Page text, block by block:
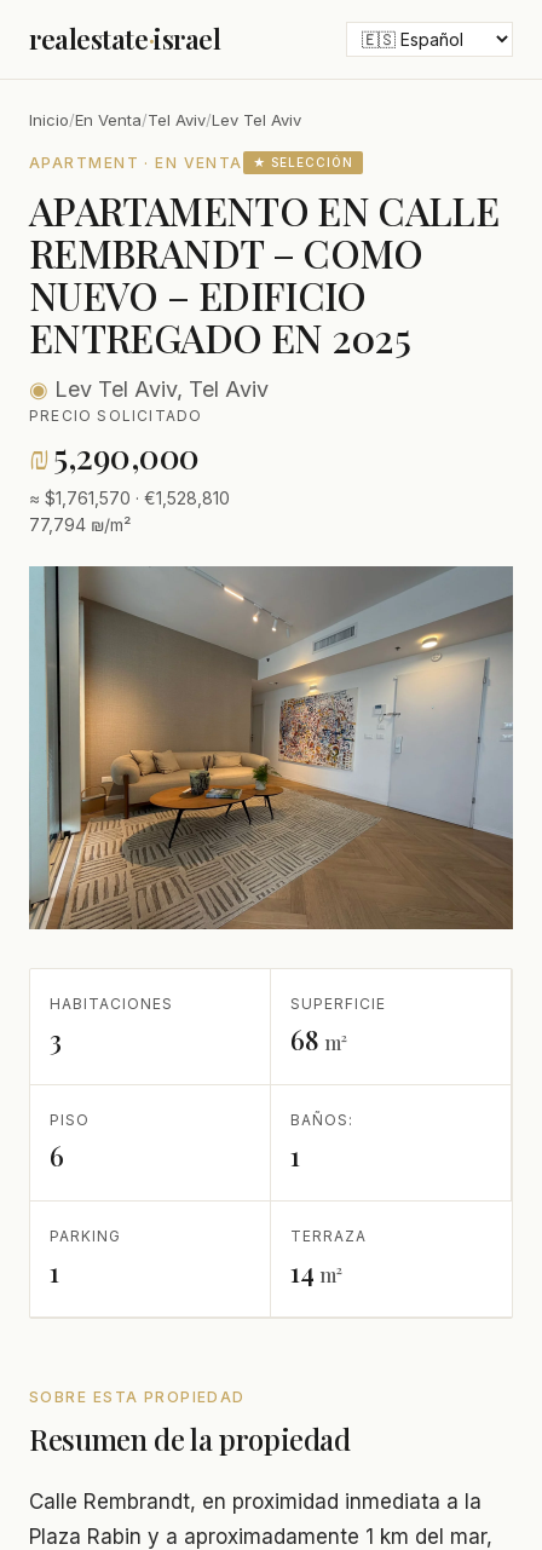
realestate·israel
Inicio/En Venta/Tel Aviv/Lev Tel Aviv
APARTMENT · EN VENTA ★ SELECCIÓN
APARTAMENTO EN CALLE
REMBRANDT – COMO
NUEVO – EDIFICIO
ENTREGADO EN 2025
◉ Lev Tel Aviv, Tel Aviv
PRECIO SOLICITADO
₪5,290,000
≈ $1,761,570 · €1,528,810
77,794 ₪/m²
HABITACIONES
3
SUPERFICIE
68 m²
PISO
6
BAÑOS:
1
PARKING
1
TERRAZA
14 m²
SOBRE ESTA PROPIEDAD
Resumen de la propiedad
Calle Rembrandt, en proximidad inmediata a la
Plaza Rabin y a aproximadamente 1 km del mar,